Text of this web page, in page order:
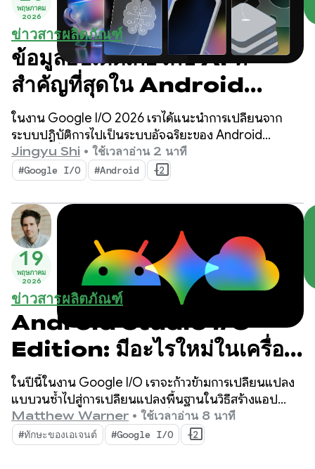
พฤษภาคม
2026
ข่าวสารผลิตภัณฑ์
ข้อมูลอัปเดตเกี่ยวกับ AI ที่
สำคัญที่สุดใน Android
สำหรับการสร้างประสบการณ์
การใช้งานอัจฉริยะจากงาน
Google I/O ‘26
ในงาน Google I/O 2026 เราได้แนะนำการเปลี่ยนจาก
ระบบปฏิบัติการไปเป็นระบบอัจฉริยะของ Android
นอกจากนี้ เรายังแสดงให้เห็นวิธีสร้างประสบการณ์การใช้
งานอัจฉริยะแบบเนทีฟด้วยระบบและนำพลังของ AI ของ
Google มาไว้ในแอปของคุณ
Jingyu Shi • ใช้เวลาอ่าน 2 นาที
#Google I/O #Android +2
19
พฤษภาคม
2026
ข่าวสารผลิตภัณฑ์
Android Studio I/O
Edition: มีอะไรใหม่ในเครื่อง
มือสำหรับนักพัฒนาแอป
Android
ในปีนี้ในงาน Google I/O เราจะก้าวข้ามการเปลี่ยนแปลง
แบบวนซ้ำไปสู่การเปลี่ยนแปลงพื้นฐานในวิธีสร้างแอป
เครื่องมือใหม่ล่าสุดของเราสร้างขึ้นสำหรับยุคของเอเจนต์
โดยมีฟีเจอร์ที่ช่วยเพิ่มประสิทธิภาพการทำงานให้กับคุณใน
ฐานะนักพัฒนาแอป Android และเพิ่มประสิทธิภาพให้กับ
Matthew Warner • ใช้เวลาอ่าน 8 นาที
#ทักษะของเอเจนต์ #Google I/O +2